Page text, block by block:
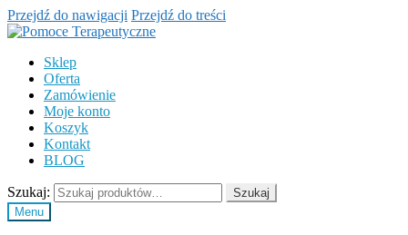
Przejdź do nawigacji Przejdź do treści
Sklep
Oferta
Zamówienie
Moje konto
Koszyk
Kontakt
BLOG
Szukaj:
Szukaj
Menu